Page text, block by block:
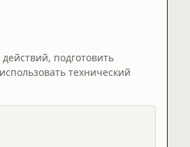
подготовить
технический